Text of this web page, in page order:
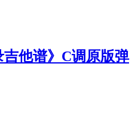
他谱》C调原版弹